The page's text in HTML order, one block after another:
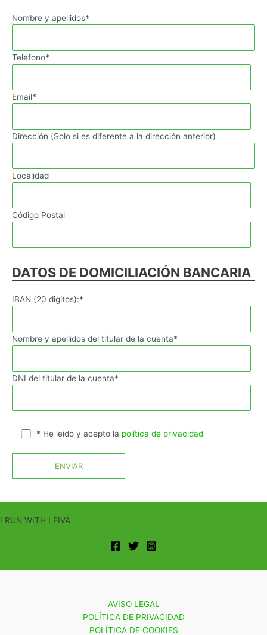
Nombre y apellidos*
Teléfono*
Email*
Dirección (Solo si es diferente a la dirección anterior)
Localidad
Código Postal
DATOS DE DOMICILIACIÓN BANCARIA
IBAN (20 digitos):*
Nombre y apellidos del titular de la cuenta*
DNI del titular de la cuenta*
* He leido y acepto la política de privacidad
I RUN WITH LEIVA
AVISO LEGAL
POLÍTICA DE PRIVACIDAD
POLÍTICA DE COOKIES